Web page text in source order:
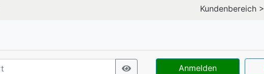
Kundenbereich >
Anmelden